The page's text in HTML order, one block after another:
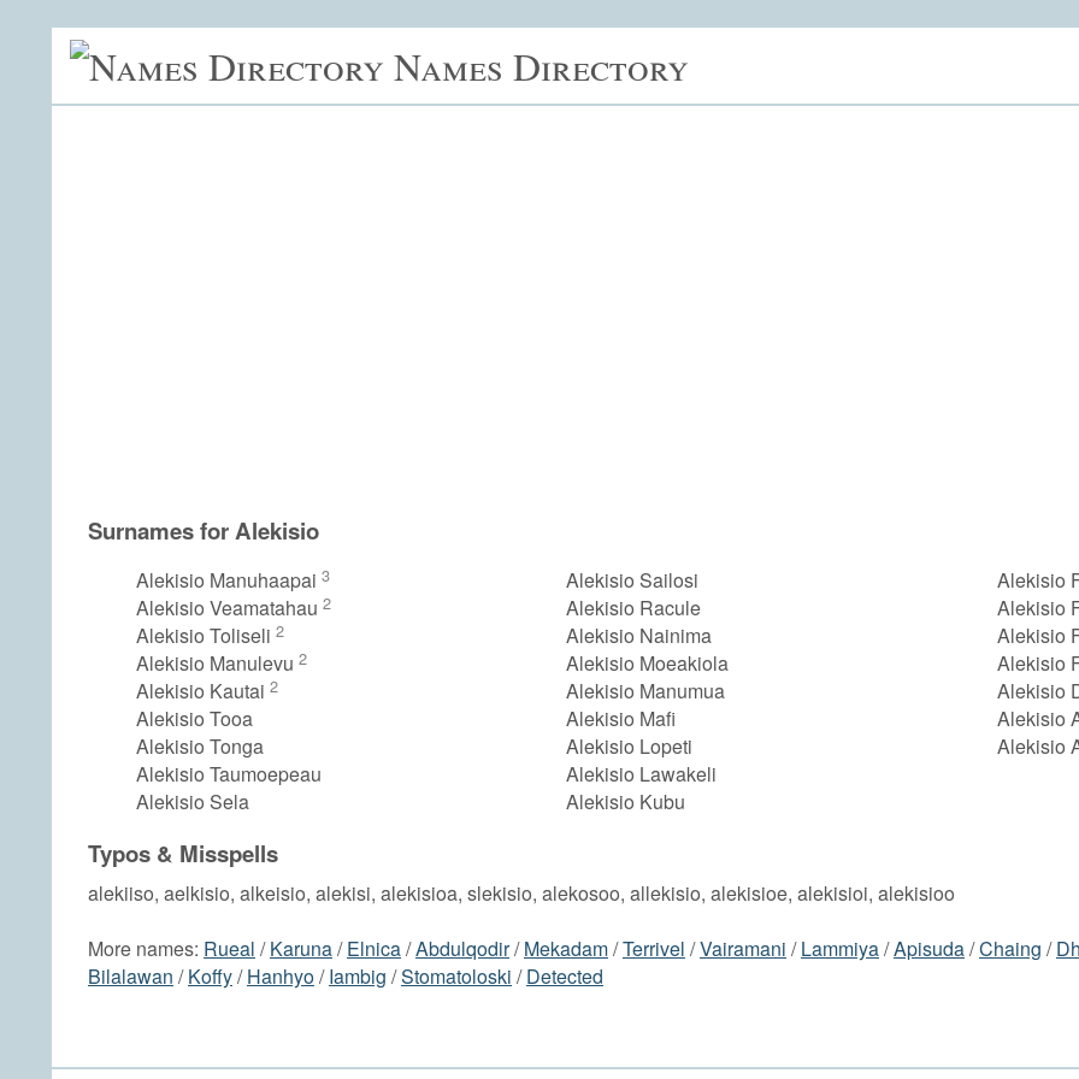
Names Directory
Surnames for Alekisio
Alekisio Manuhaapai 3
Alekisio Veamatahau 2
Alekisio Toliseli 2
Alekisio Manulevu 2
Alekisio Kautai 2
Alekisio Tooa
Alekisio Tonga
Alekisio Taumoepeau
Alekisio Sela
Alekisio Sailosi
Alekisio Racule
Alekisio Nainima
Alekisio Moeakiola
Alekisio Manumua
Alekisio Mafi
Alekisio Lopeti
Alekisio Lawakeli
Alekisio Kubu
Alekisio
Alekisio
Alekisio
Alekisio
Alekisio
Alekisio
Alekisio
Typos & Misspells
alekiiso, aelkisio, alkeisio, alekisi, alekisioa, slekisio, alekosoo, allekisio, alekisioe, alekisioi, alekisioo
More names: Rueal /Karuna/Elnica/Abdulqodir/Mekadam/Terrivel /Vairamani /Lammiya/Apisuda/Chaing /
Bilalawan /Koffy/Hanhyo/Iambig /Stomatoloski /Detected